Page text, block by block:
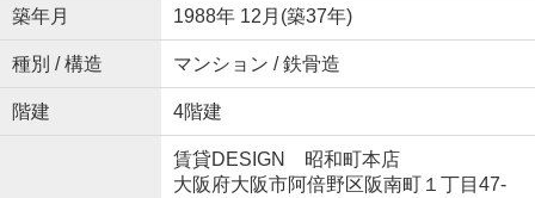
築年月 1988年 12月(築37年)
種別 / 構造 マンション / 鉄骨造
階建 4階建
賃貸DESIGN 昭和町本店
大阪府大阪市阿倍野区阪南町１丁目47-